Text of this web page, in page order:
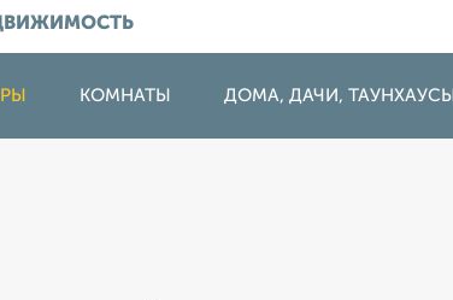
КОМНАТЫ ДОМА, ДАЧИ, ТАУНХАУСЫ